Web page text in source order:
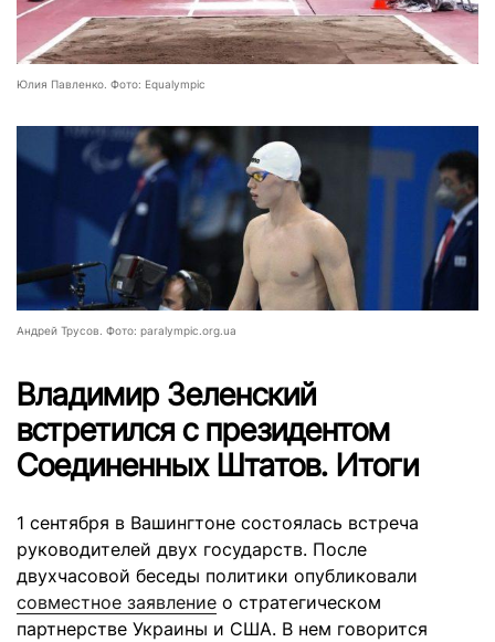
Юлия Павленко. Фото: Equalympic
Андрей Трусов. Фото: paralympic.org.ua
Владимир Зеленский
встретился с президентом
Соединенных Штатов. Итоги
1 сентября в Вашингтоне состоялась встреча
руководителей двух государств. После
двухчасовой беседы политики опубликовали
совместное заявление о стратегическом
партнерстве Украины и США. В нем говорится